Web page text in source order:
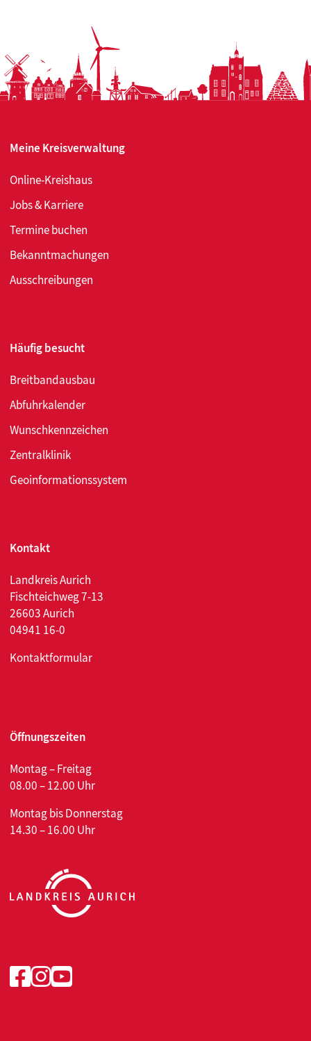
zum
Meine Kreisverwaltung
Online-Kreishaus
Jobs & Karriere
Termine buchen
Bekanntmachungen
Ausschreibungen
Häufig besucht
Breitbandausbau
Abfuhrkalender
Wunschkennzeichen
Zentralklinik
Geoinformationssystem
Kontakt
Landkreis Aurich
Fischteichweg 7-13
26603 Aurich
04941 16-0
Kontaktformular
Öffnungszeiten
Montag – Freitag
08.00 – 12.00 Uhr
Montag bis Donnerstag
14.30 – 16.00 Uhr
Facebook
Instagram
Youtube